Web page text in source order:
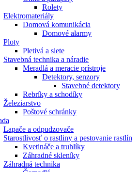
Rolety
Elektromateriály
Domová komunikácia
Domové alarmy
Ploty
Pletivá a siete
Stavebná technika a náradie
Meradlá a meracie prístroje
Detektory, senzory
Stavebné detektory
Rebríky a schodíky
Železiarstvo
Poštové schránky
Lapače a odpudzovače
Starostlivosť o rastliny a pestovanie rastlín
Kvetináče a truhlíky
Záhradné skleníky
Záhradná technika